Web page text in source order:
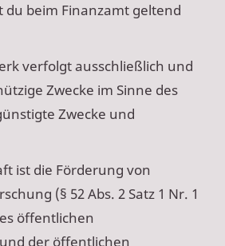
du beim Finanzamt geltend
verfolgt ausschließlich und
Zwecke im Sinne des
Zwecke und
ist die Förderung von
(§ 52 Abs. 2 Satz 1 Nr. 1
öffentlichen
der öffentlichen